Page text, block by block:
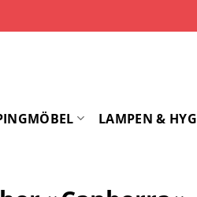
LAMPEN &